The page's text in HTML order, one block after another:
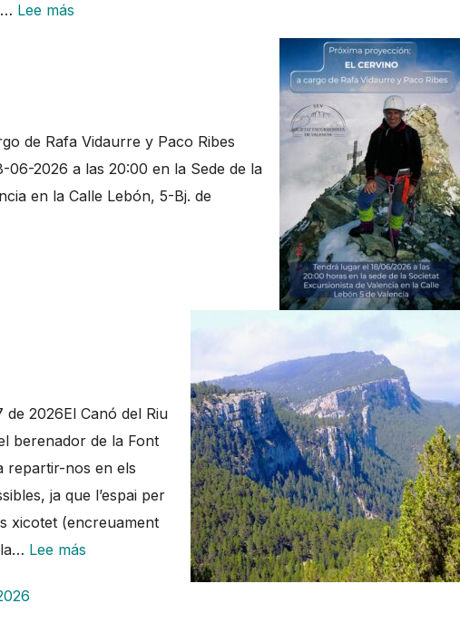
Lee más
de Rafa Vidaurre y Paco Ribes
06-2026 a las 20:00 en la Sede de la
en la Calle Lebón, 5-Bj. de
de 2026El Canó del Riu
berenador de la Font
repartir-nos en els
ja que l’espai per
xicotet (encreuament
Lee más